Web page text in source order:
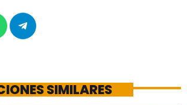
SIMILARES